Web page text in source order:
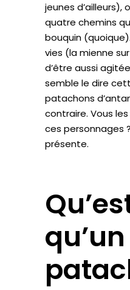
jeunes d’ailleurs),
quatre chemins
bouquin
vies (la mienne
d’être aussi
semble le dire
patachons
contraire. Vous
ces personnages
présente.
qu’un